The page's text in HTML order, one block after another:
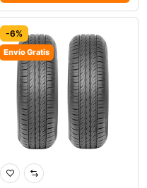
-6%
Envío Gratis